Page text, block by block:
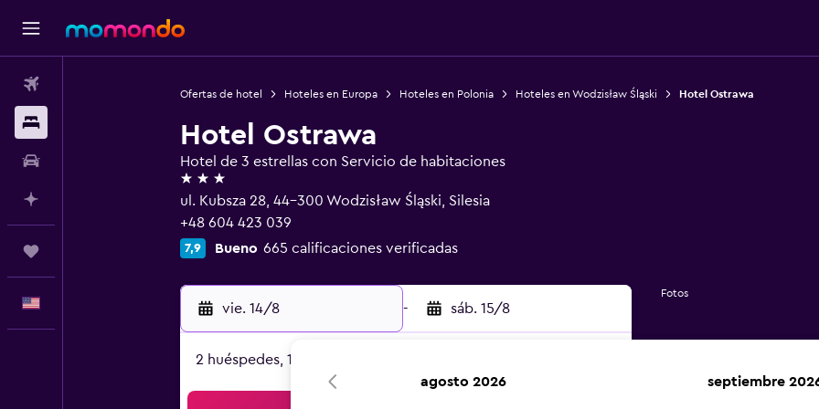
Ofertas de hotel Hoteles en Europa Hoteles en Polonia Hoteles en Wodzisław Śląski Hotel Ostrawa
Hotel Ostrawa
Hotel de 3 estrellas con Servicio de habitaciones
3 estrellas
ul. Kubsza 28, 44-300 Wodzisław Śląski, Silesia
+48 604 423 039
7,9 Bueno 665 calificaciones verificadas
vie. 14/8 - sáb. 15/8
2 huéspedes, 1 habitación
Fotos
agosto 2026 septiembre